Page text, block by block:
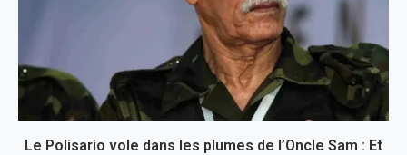
Le Polisario vole dans les plumes de l’Oncle Sam : Et